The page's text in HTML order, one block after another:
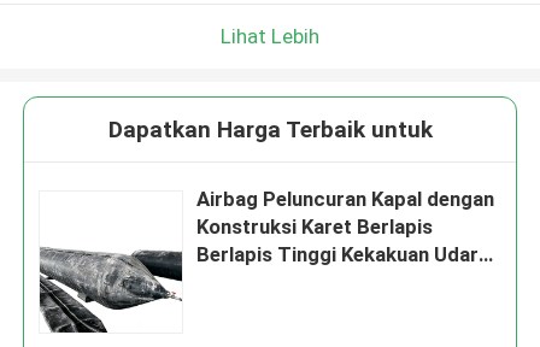
Lihat Lebih
Dapatkan Harga Terbaik untuk
Airbag Peluncuran Kapal dengan
Konstruksi Karet Berlapis
Berlapis Tinggi Kekakuan Udara